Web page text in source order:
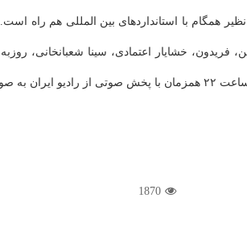
با استانداردهای بین المللی هم راه است.
خشایار اعتمادی، سینا شعبانخانی،
می شود.
1870